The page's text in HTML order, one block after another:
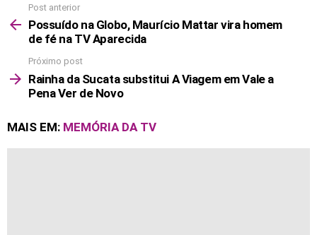
more
Post anterior
Possuído na Globo, Maurício Mattar vira homem
de fé na TV Aparecida
Próximo post
Rainha da Sucata substitui A Viagem em Vale a
Pena Ver de Novo
MAIS EM: MEMÓRIA DA TV